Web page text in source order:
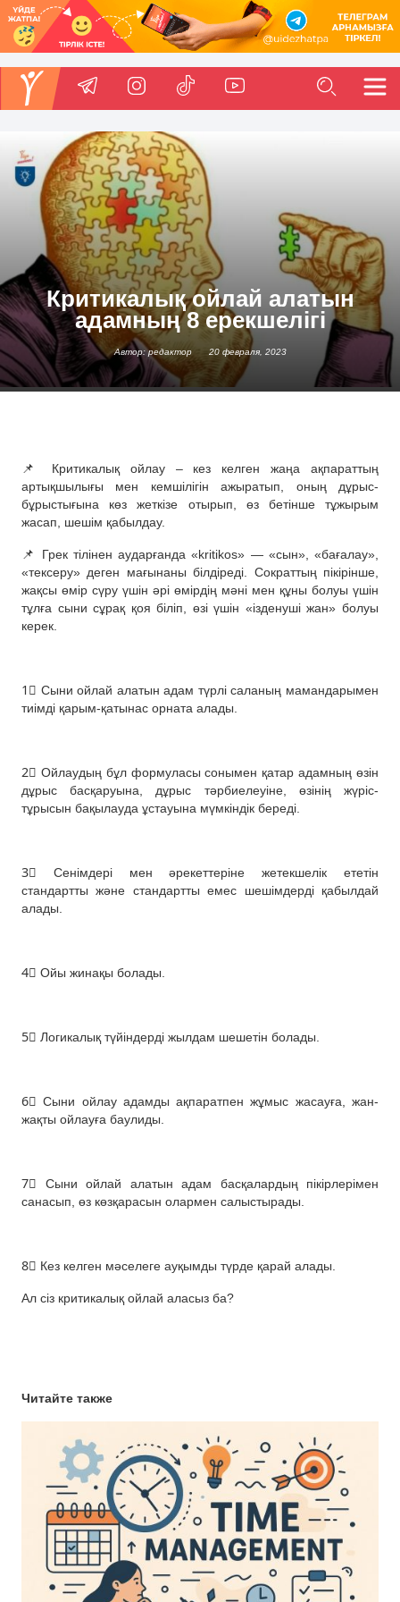
Критикалық ойлай алатын
адамның 8 ерекшелігі
Автор: редактор 20 февраля, 2023
📌 Критикалық ойлау – кез келген жаңа ақпараттың
артықшылығы мен кемшілігін ажыратып, оның дұрыс-
бұрыстығына көз жеткізе отырып, өз бетінше тұжырым
жасап, шешім қабылдау.
📌 Грек тілінен аударғанда «kritikos» — «сын», «бағалау»,
«тексеру» деген мағынаны білдіреді. Сократтың пікірінше,
жақсы өмір сүру үшін әрі өмірдің мәні мен құны болуы үшін
тұлға сыни сұрақ қоя біліп, өзі үшін «ізденуші жан» болуы
керек.
1⃣ Сыни ойлай алатын адам түрлі саланың мамандарымен
тиімді қарым-қатынас орната алады.
2⃣ Ойлаудың бұл формуласы сонымен қатар адамның өзін
дұрыс басқаруына, дұрыс тәрбиелеуіне, өзінің жүріс-
тұрысын бақылауда ұстауына мүмкіндік береді.
3⃣ Сенімдері мен әрекеттеріне жетекшелік ететін
стандартты және стандартты емес шешімдерді қабылдай
алады.
4⃣ Ойы жинақы болады.
5⃣ Логикалық түйіндерді жылдам шешетін болады.
6⃣ Сыни ойлау адамды ақпаратпен жұмыс жасауға, жан-
жақты ойлауға баулиды.
7⃣ Сыни ойлай алатын адам басқалардың пікірлерімен
санасып, өз көзқарасын олармен салыстырады.
8⃣ Кез келген мәселеге ауқымды түрде қарай алады.
Ал сіз критикалық ойлай аласыз ба?
Читайте также